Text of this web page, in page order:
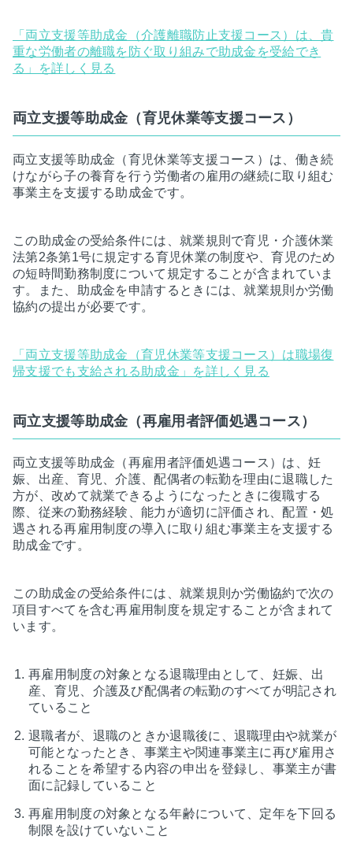
「両立支援等助成金（介護離職防止支援コース）は、貴
重な労働者の離職を防ぐ取り組みで助成金を受給でき
る」を詳しく見る
両立支援等助成金（育児休業等支援コース）
両立支援等助成金（育児休業等支援コース）は、働き続
けながら子の養育を行う労働者の雇用の継続に取り組む
事業主を支援する助成金です。
この助成金の受給条件には、就業規則で育児・介護休業
法第2条第1号に規定する育児休業の制度や、育児のため
の短時間勤務制度について規定することが含まれていま
す。また、助成金を申請するときには、就業規則か労働
協約の提出が必要です。
「両立支援等助成金（育児休業等支援コース）は職場復
帰支援でも支給される助成金」を詳しく見る
両立支援等助成金（再雇用者評価処遇コース）
両立支援等助成金（再雇用者評価処遇コース）は、妊
娠、出産、育児、介護、配偶者の転勤を理由に退職した
方が、改めて就業できるようになったときに復職する
際、従来の勤務経験、能力が適切に評価され、配置・処
遇される再雇用制度の導入に取り組む事業主を支援する
助成金です。
この助成金の受給条件には、就業規則か労働協約で次の
項目すべてを含む再雇用制度を規定することが含まれて
います。
再雇用制度の対象となる退職理由として、妊娠、出
産、育児、介護及び配偶者の転勤のすべてが明記され
ていること
退職者が、退職のときか退職後に、退職理由や就業が
可能となったとき、事業主や関連事業主に再び雇用さ
れることを希望する内容の申出を登録し、事業主が書
面に記録していること
再雇用制度の対象となる年齢について、定年を下回る
制限を設けていないこと